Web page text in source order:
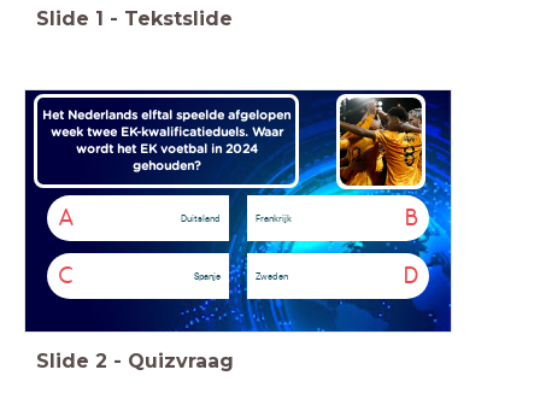
Slide 1 - Tekstslide
Het Nederlands elftal speelde afgelopen
week twee EK-kwalificatieduels. Waar
wordt het EK voetbal in 2024
gehouden?
A Duitsland B
Frankrijk
C Spanje D
Zweden
Slide 2 - Quizvraag